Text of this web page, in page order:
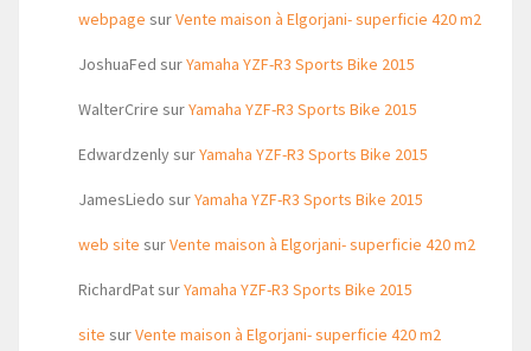
webpage surVente maison à Elgorjani- superficie 420 m2
JoshuaFed surYamaha YZF-R3 Sports Bike 2015
WalterCrire surYamaha YZF-R3 Sports Bike 2015
EdwardzenlysurYamaha YZF-R3 Sports Bike 2015
JamesLiedo surYamaha YZF-R3 Sports Bike 2015
web site surVente maison à Elgorjani- superficie 420 m2
RichardPatsurYamaha YZF-R3 Sports Bike 2015
site surVente maison à Elgorjani- superficie 420 m2